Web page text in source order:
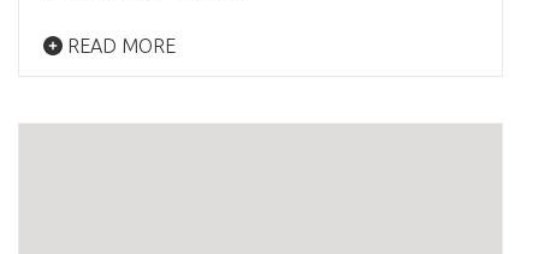
READ MORE